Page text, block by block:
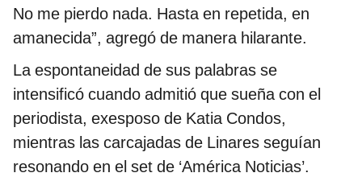
No me pierdo nada. Hasta en repetida, en
amanecida”, agregó de manera hilarante.
La espontaneidad de sus palabras se
intensificó cuando admitió que sueña con el
periodista, exesposo de Katia Condos,
mientras las carcajadas de Linares seguían
resonando en el set de ‘América Noticias’.